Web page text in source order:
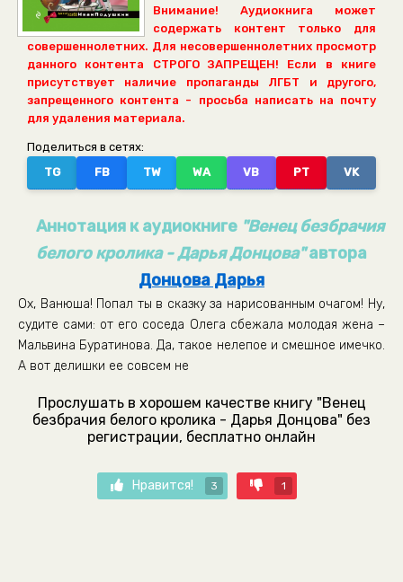
Внимание! Аудиокнига может
содержать контент только для
совершеннолетних. Для несовершеннолетних просмотр
данного контента СТРОГО ЗАПРЕЩЕН! Если в книге
присутствует наличие пропаганды ЛГБТ и другого,
запрещенного контента - просьба написать на почту
для удаления материала.
Поделиться в сетях:
TG
FB TW WA VB PT VK
Аннотация к аудиокниге "Венец безбрачия
белого кролика - Дарья Донцова"автора
Донцова Дарья
Ох, Ванюша! Попал ты в сказку за нарисованным очагом! Ну,
судите сами: от его соседа Олега сбежала молодая жена –
Мальвина Буратинова. Да, такое нелепое и смешное имечко.
А вот делишки ее совсем не
Прослушать в хорошем качестве книгу "Венец
безбрачия белого кролика - Дарья Донцова" без
регистрации, бесплатно онлайн
Нравится! 3 1